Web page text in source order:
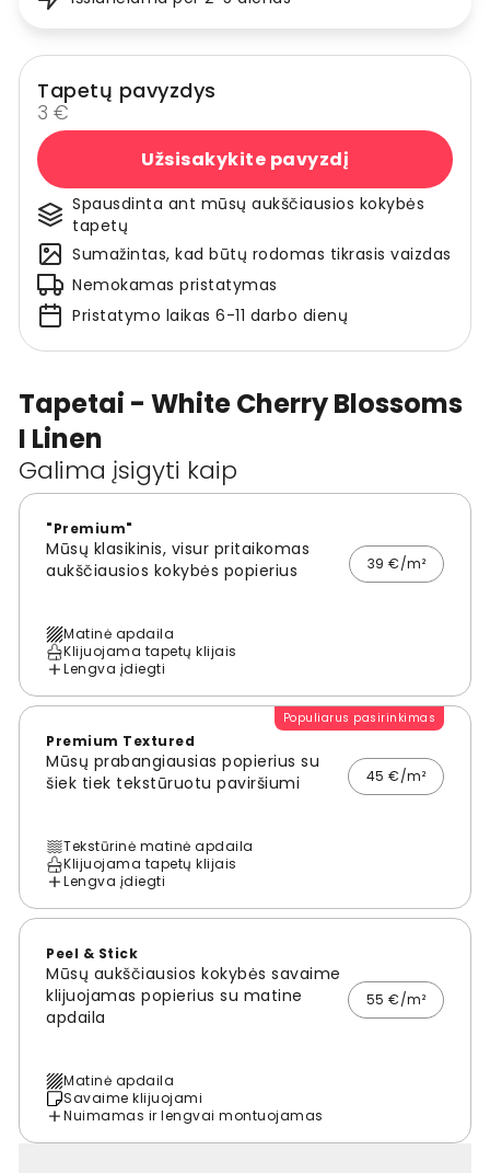
Tapetai - White Cherry Blossoms
I Linen
Galima įsigyti kaip
"Premium"
Mūsų klasikinis, visur pritaikomas
aukščiausios kokybės popierius
39 €/m²
Matinė apdaila
Klijuojama tapetų klijais
Lengva įdiegti
Populiarus pasirinkimas
Premium Textured
Mūsų prabangiausias popierius su
šiek tiek tekstūruotu paviršiumi
45 €/m²
Tekstūrinė matinė apdaila
Klijuojama tapetų klijais
Lengva įdiegti
Peel & Stick
Mūsų aukščiausios kokybės savaime
klijuojamas popierius su matine
apdaila
55 €/m²
Matinė apdaila
Savaime klijuojami
Nuimamas ir lengvai montuojamas
Tapetų pavyzdys
3 €
Užsisakykite pavyzdį
Spausdinta ant mūsų aukščiausios kokybės
tapetų
Sumažintas, kad būtų rodomas tikrasis vaizdas
Nemokamas pristatymas
Pristatymo laikas 6-11 darbo dienų